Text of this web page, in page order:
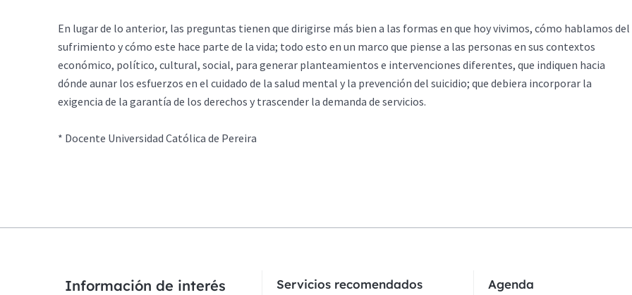
En lugar de lo anterior, las preguntas tienen que dirigirse más bien a las formas en que hoy vivimos, cómo hablamos del
sufrimiento y cómo este hace parte de la vida; todo esto en un marco que piense a las personas en sus contextos
económico, político, cultural, social, para generar planteamientos e intervenciones diferentes, que indiquen hacia
dónde aunar los esfuerzos en el cuidado de la salud mental y la prevención del suicidio; que debiera incorporar la
exigencia de la garantía de los derechos y trascender la demanda de servicios.
* Docente Universidad Católica de Pereira
Información de interés Servicios recomendados Agenda